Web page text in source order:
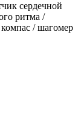
сердечной
ритма /
/ шагомер